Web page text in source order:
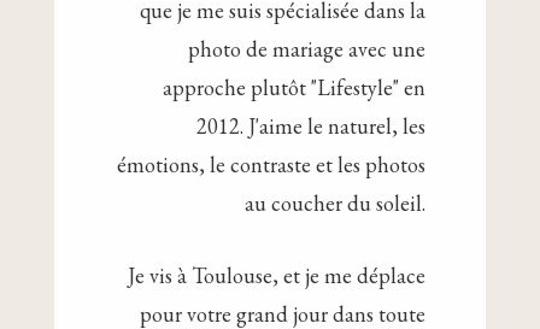
que je me suis spécialisée dans la
photo de mariage avec une
approche plutôt "Lifestyle" en
2012. J'aime le naturel, les
émotions, le contraste et les photos
au coucher du soleil.
Je vis à Toulouse, et je me déplace
pour votre grand jour dans toute